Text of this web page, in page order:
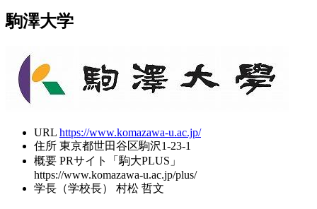
駒澤大学
URL https://www.komazawa-u.ac.jp/
住所 東京都世田谷区駒沢1-23-1
概要 PRサイト「駒大PLUS」
https://www.komazawa-u.ac.jp/plus/
学長（学校長）
村松 哲文